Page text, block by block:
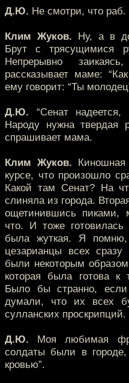
Д.Ю. Не смотри, что
Клим Жуков. Ну, а в
Брут с трясущимися
Непрерывно
рассказывает маме:
ему говорит: “Ты
Д.Ю. “Сенат
Народу нужна твердая
спрашивает мама.
Клим Жуков.
курсе, что произошло
Какой там Сенат? На
слиняла из города.
ощетинившись
что. И тоже
была жуткая. Я
цезарианцы всех сразу
были некоторым
которая была готова к
Было бы странно,
думали, что их всех
сулланских проскрипций.
Д.Ю. Моя любимая
солдаты были в
кровью”.